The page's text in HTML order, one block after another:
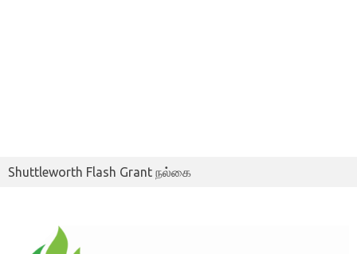
Shuttleworth Flash Grant நல்கை